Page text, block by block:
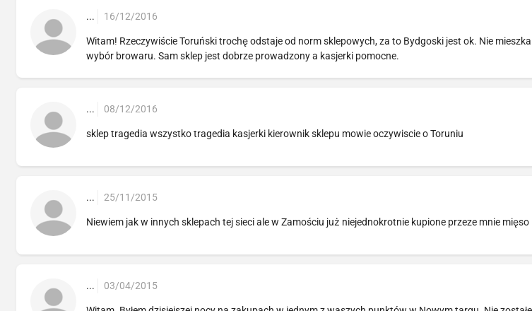
... 16/12/2016
Witam! Rzeczywiście Toruński trochę odstaje od norm sklepowych, za to Bydgoski jest ok. Nie
wybór browaru. Sam sklep jest dobrze prowadzony a kasjerki pomocne.
... 08/12/2016
sklep tragedia wszystko tragedia kasjerki kierownik sklepu mowie oczywiscie o Toruniu
... 25/11/2015
Niewiem jak w innych sklepach tej sieci ale w Zamościu już niejednokrotnie kupione przeze mnie mięso
... 03/04/2015